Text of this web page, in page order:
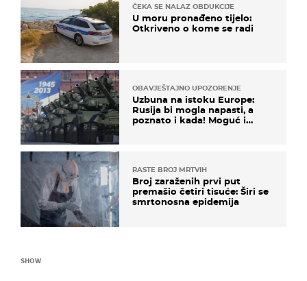
ČEKA SE NALAZ OBDUKCIJE
U moru pronađeno tijelo:
Otkriveno o kome se radi
OBAVJEŠTAJNO UPOZORENJE
Uzbuna na istoku Europe:
Rusija bi mogla napasti, a
poznato i kada! Moguć i
RASTE BROJ MRTVIH
Broj zaraženih prvi put
premašio četiri tisuće: Širi se
smrtonosna epidemija
SHOW